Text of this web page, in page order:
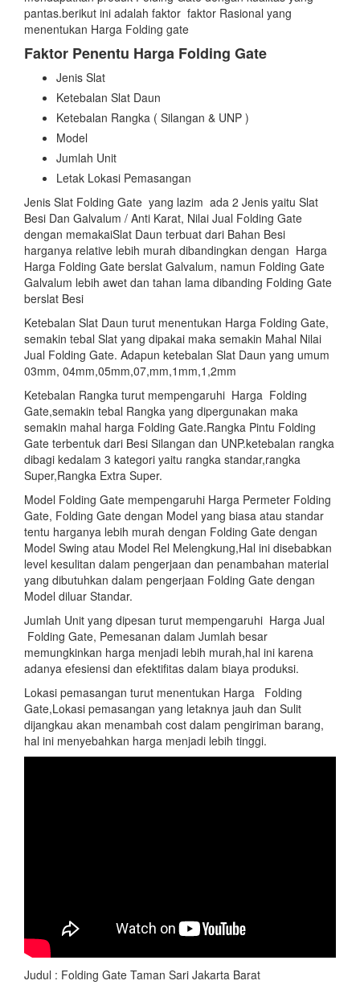
pantas.berikut ini adalah faktor faktor Rasional yang
menentukan Harga Folding gate
Faktor Penentu Harga Folding Gate
Jenis Slat
Ketebalan Slat Daun
Ketebalan Rangka ( Silangan & UNP )
Model
Jumlah Unit
Letak Lokasi Pemasangan
Jenis Slat Folding Gate yang lazim ada 2 Jenis yaitu Slat
Besi Dan Galvalum / Anti Karat, Nilai Jual Folding Gate
dengan memakaiSlat Daun terbuat dari Bahan Besi
harganya relative lebih murah dibandingkan dengan Harga
Harga Folding Gate berslat Galvalum, namun Folding Gate
Galvalum lebih awet dan tahan lama dibanding Folding Gate
berslat Besi
Ketebalan Slat Daun turut menentukan Harga Folding Gate,
semakin tebal Slat yang dipakai maka semakin Mahal Nilai
Jual Folding Gate. Adapun ketebalan Slat Daun yang umum
03mm, 04mm,05mm,07,mm,1mm,1,2mm
Ketebalan Rangka turut mempengaruhi Harga Folding
Gate,semakin tebal Rangka yang dipergunakan maka
semakin mahal harga Folding Gate.Rangka Pintu Folding
Gate terbentuk dari Besi Silangan dan UNP.ketebalan rangka
dibagi kedalam 3 kategori yaitu rangka standar,rangka
Super,Rangka Extra Super.
Model Folding Gate mempengaruhi Harga Permeter Folding
Gate, Folding Gate dengan Model yang biasa atau standar
tentu harganya lebih murah dengan Folding Gate dengan
Model Swing atau Model Rel Melengkung,Hal ini disebabkan
level kesulitan dalam pengerjaan dan penambahan material
yang dibutuhkan dalam pengerjaan Folding Gate dengan
Model diluar Standar.
Jumlah Unit yang dipesan turut mempengaruhi Harga Jual
Folding Gate, Pemesanan dalam Jumlah besar
memungkinkan harga menjadi lebih murah,hal ini karena
adanya efesiensi dan efektifitas dalam biaya produksi.
Lokasi pemasangan turut menentukan Harga Folding
Gate,Lokasi pemasangan yang letaknya jauh dan Sulit
dijangkau akan menambah cost dalam pengiriman barang,
hal ini menyebahkan harga menjadi lebih tinggi.
Judul : Folding Gate Taman Sari Jakarta Barat